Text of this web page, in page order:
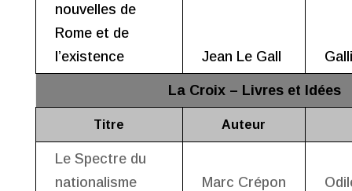
nouvelles de
Rome et de
l’existence
Jean Le Gall
La Croix – Livres et Idées
Titre Auteur
Le Spectre du
nationalisme
Marc Crépon